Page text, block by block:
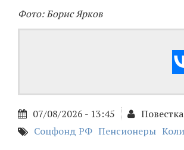
Фото: Борис Ярков
07/08/2026 - 13:45
Соцфонд РФ Пенсионеры